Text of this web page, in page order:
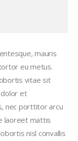
mauris
eu metus.
vitae sit
dolor et
nec porttitor arcu
laoreet mattis
nisl convallis